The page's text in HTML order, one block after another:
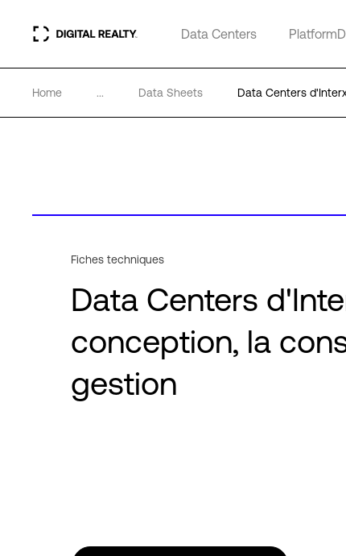
Data Centers
Home ... Data Sheets Data Centers
Fiches techniques
Data Centers
conception, la
gestion